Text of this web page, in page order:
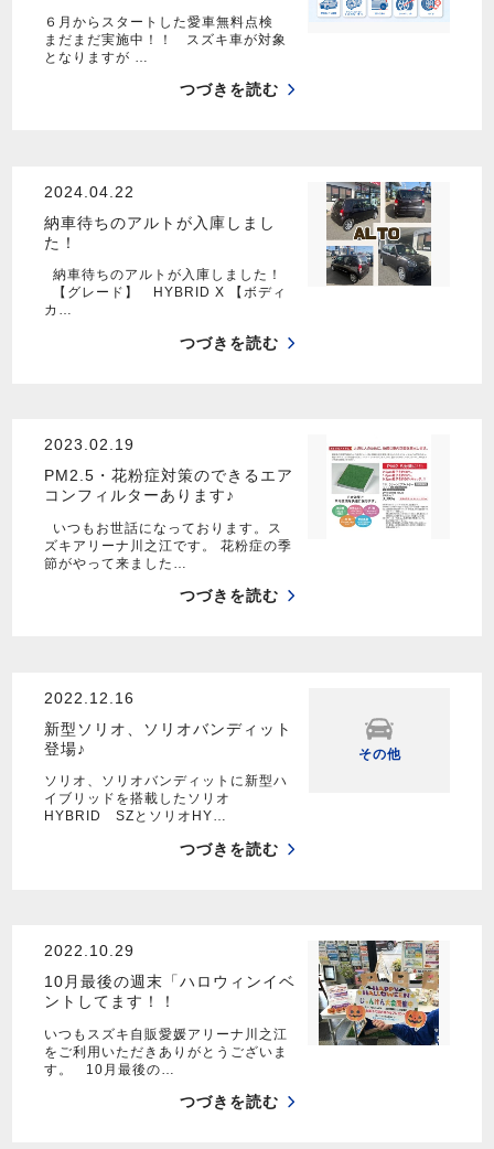
６月からスタートした愛車無料点検
まだまだ実施中！！ スズキ車が対象
となりますが …
つづきを読む
2024.04.22
納車待ちのアルトが入庫しまし
た！
納車待ちのアルトが入庫しました！
【グレード】 HYBRID X 【ボディ
カ…
つづきを読む
2023.02.19
PM2.5・花粉症対策のできるエア
コンフィルターあります♪
いつもお世話になっております。ス
ズキアリーナ川之江です。 花粉症の季
節がやって来ました…
つづきを読む
2022.12.16
新型ソリオ、ソリオバンディット
登場♪
ソリオ、ソリオバンディットに新型ハ
イブリッドを搭載したソリオ
HYBRID SZとソリオHY…
つづきを読む
その他
2022.10.29
10月最後の週末「ハロウィンイベ
ントしてます！！
いつもスズキ自販愛媛アリーナ川之江
をご利用いただきありがとうございま
す。 10月最後の…
つづきを読む